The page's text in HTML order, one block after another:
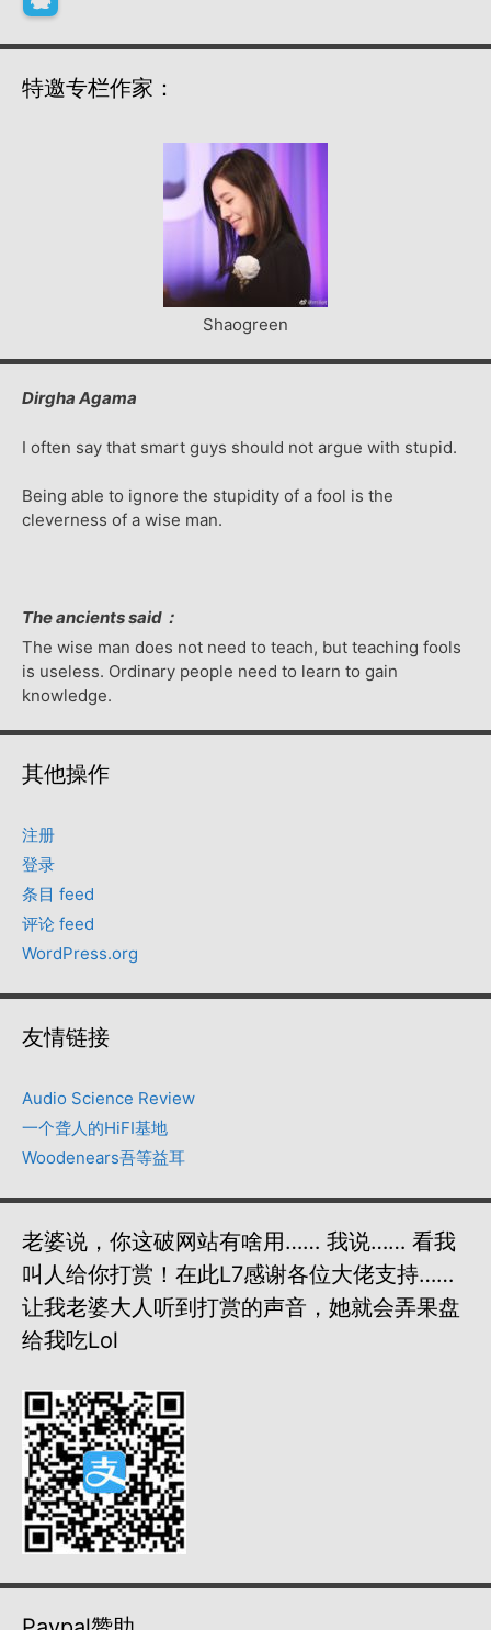
特邀专栏作家：
Shaogreen
Dirgha Agama
I often say that smart guys should not argue with stupid.
Being able to ignore the stupidity of a fool is the
cleverness of a wise man.
The ancients said：
The wise man does not need to teach, but teaching fools
is useless. Ordinary people need to learn to gain
knowledge.
其他操作
注册
登录
条目 feed
评论 feed
WordPress.org
友情链接
Audio Science Review
一个聋人的HiFI基地
Woodenears吾等益耳
老婆说，你这破网站有啥用…… 我说…… 看我
叫人给你打赏！在此L7感谢各位大佬支持……
让我老婆大人听到打赏的声音，她就会弄果盘
给我吃lol